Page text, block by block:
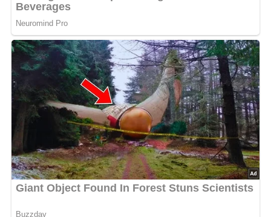
kurz mit Deckel ziehen lassen.
Lob, Kritik, Fragen oder Anregungen zum Rezept?
Dann hinterlasse doch bitte einen Kommentar am
Ende dieser Seite & auch eine Bewertung!
Pin mich!
Rezept von Susann, Vielen Dank